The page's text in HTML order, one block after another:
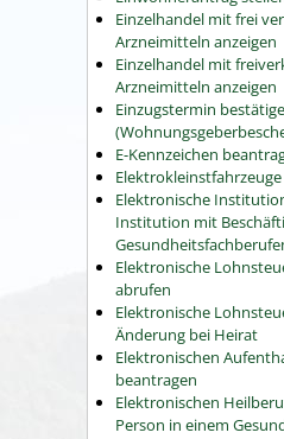
Einzelhandel mit frei
Arzneimitteln anzeigen
Einzelhandel mit
Arzneimitteln anzeigen
Einzugstermin
E-Kennzeichen
Elektrokleinstfahrzeuge
Elektronische
Institution mit
Elektronische
abrufen
Elektronische
Änderung bei Heirat
Elektronischen
beantragen
Elektronischen
Person in einem